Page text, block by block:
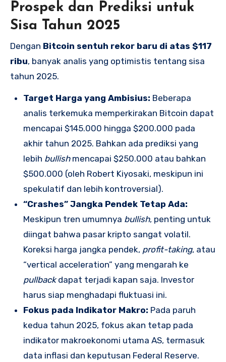
Prospek dan Prediksi untuk
Sisa Tahun 2025
Dengan Bitcoin sentuh rekor baru di atas $117
ribu, banyak analis yang optimistis tentang sisa
tahun 2025.
Target Harga yang Ambisius: Beberapa
analis terkemuka memperkirakan Bitcoin dapat
mencapai $145.000 hingga $200.000 pada
akhir tahun 2025. Bahkan ada prediksi yang
lebih bullishmencapai $250.000 atau bahkan
$500.000 (oleh Robert Kiyosaki, meskipun ini
spekulatif dan lebih kontroversial).
“Crashes” Jangka Pendek Tetap Ada:
Meskipun tren umumnya bullish, penting untuk
diingat bahwa pasar kripto sangat volatil.
Koreksi harga jangka pendek, profit-taking, atau
“vertical acceleration” yang mengarah ke
pullbackdapat terjadi kapan saja. Investor
harus siap menghadapi fluktuasi ini.
Fokus pada Indikator Makro: Pada paruh
kedua tahun 2025, fokus akan tetap pada
indikator makroekonomi utama AS, termasuk
data inflasi dan keputusan Federal Reserve.